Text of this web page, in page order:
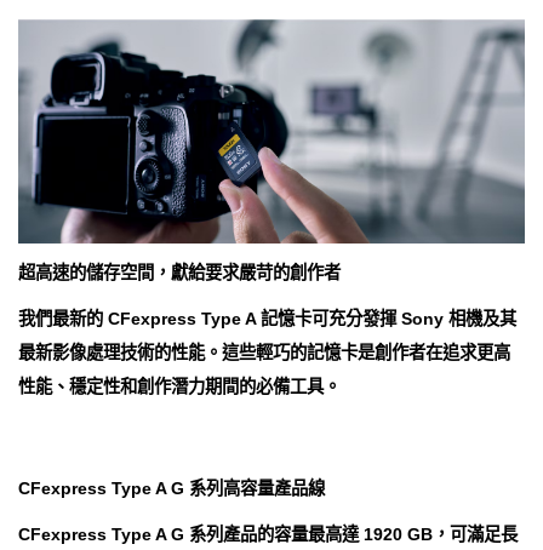
超高速的儲存空間，獻給要求嚴苛的創作者
我們最新的 CFexpress Type A 記憶卡可充分發揮 Sony 相機及其
最新影像處理技術的性能。這些輕巧的記憶卡是創作者在追求更高
性能、穩定性和創作潛力期間的必備工具。
CFexpress Type A G 系列高容量產品線
CFexpress Type A G 系列產品的容量最高達 1920 GB，可滿足長